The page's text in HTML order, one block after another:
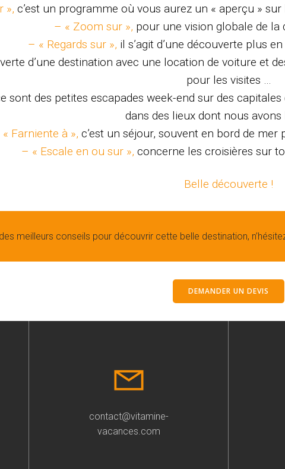
», c’est un programme où vous aurez un « aperçu »
– « Zoom sur », pour une vision globale de la
– « Regards sur », il s’agit d’une découverte plus
d’une destination avec une location de voiture et
pour les visites …
sont des petites escapades week-end sur des
dans des lieux dont nous avons
Farniente à », c’est un séjour, souvent en bord de
– « Escale en ou sur », concerne les croisières sur
Belle découverte !
meilleurs conseils pour découvrir cette belle destination,
DEMANDER UN DEVIS
contact@vitamine-
vacances.com